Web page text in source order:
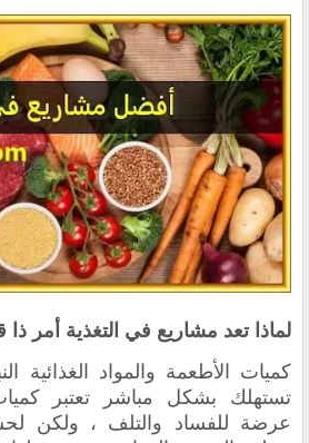
لماذا تعد مشاريع في التغذية أمر ذا
كميات الأطعمة والمواد الغذائية
تستهلك بشكل مباشر تعتبر
عرضة للفساد والتلف ، ولكن